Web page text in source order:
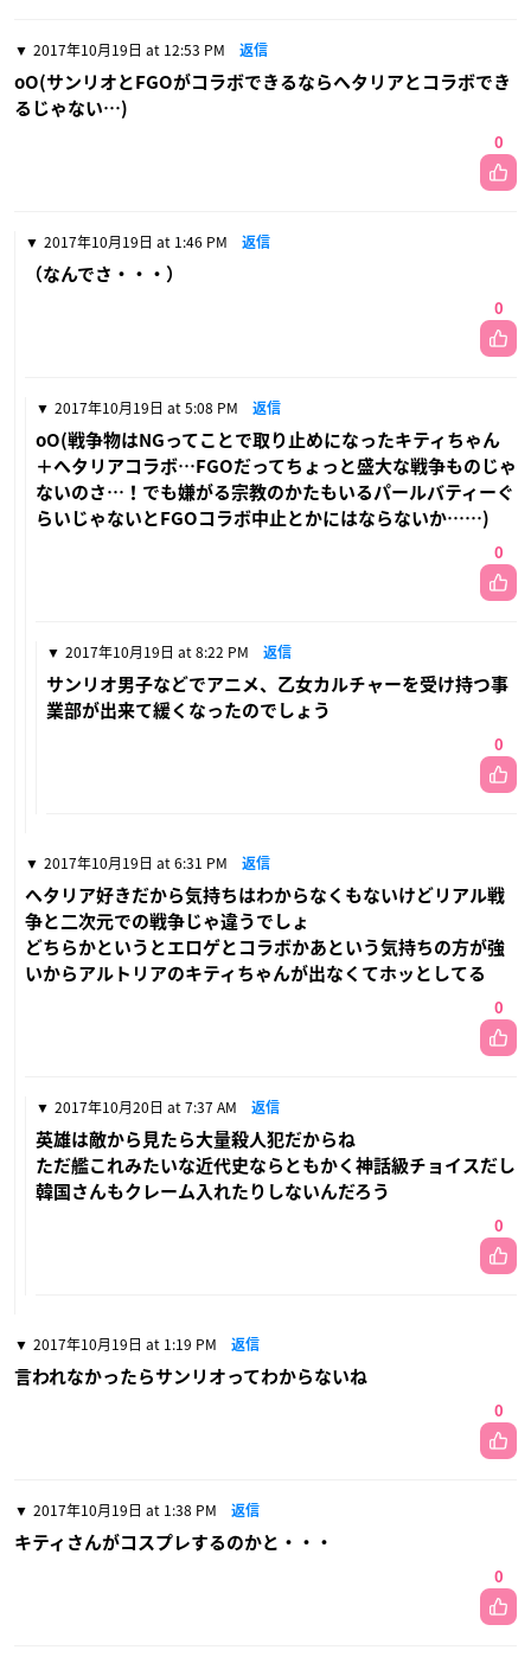
2017年10月19日 at 12:53 PM 返信
oO(サンリオとFGOがコラボできるならヘタリアとコラボでき
るじゃない…)
0
2017年10月19日 at 1:46 PM 返信
（なんでさ・・・）
0
2017年10月19日 at 5:08 PM 返信
oO(戦争物はNGってことで取り止めになったキティちゃん
＋ヘタリアコラボ…FGOだってちょっと盛大な戦争ものじゃ
ないのさ…！でも嫌がる宗教のかたもいるパールバティーぐ
らいじゃないとFGOコラボ中止とかにはならないか……)
0
2017年10月19日 at 8:22 PM 返信
サンリオ男子などでアニメ、乙女カルチャーを受け持つ事
業部が出来て緩くなったのでしょう
0
2017年10月19日 at 6:31 PM 返信
ヘタリア好きだから気持ちはわからなくもないけどリアル戦
争と二次元での戦争じゃ違うでしょ
どちらかというとエロゲとコラボかあという気持ちの方が強
いからアルトリアのキティちゃんが出なくてホッとしてる
0
2017年10月20日 at 7:37 AM 返信
英雄は敵から見たら大量殺人犯だからね
ただ艦これみたいな近代史ならともかく神話級チョイスだし
韓国さんもクレーム入れたりしないんだろう
0
2017年10月19日 at 1:19 PM 返信
言われなかったらサンリオってわからないね
0
2017年10月19日 at 1:38 PM 返信
キティさんがコスプレするのかと・・・
0